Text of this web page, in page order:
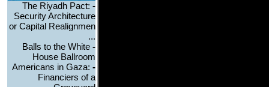
-
The Riyadh Pact:
Security Architecture
or Capital Realignmen
...
-
Balls to the White
House Ballroom
-
Americans in Gaza:
Financiers of a